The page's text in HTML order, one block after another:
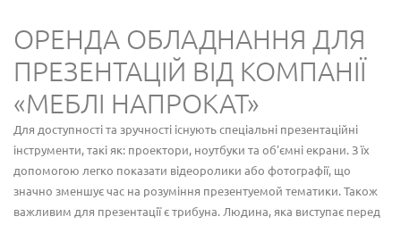
ОРЕНДА ОБЛАДНАННЯ ДЛЯ
ПРЕЗЕНТАЦІЙ ВІД КОМПАНІЇ
«МЕБЛІ НАПРОКАТ»
Для доступності та зручності існують спеціальні презентаційні
інструменти, такі як: проектори, ноутбуки та об'ємні екрани. З їх
допомогою легко показати відеоролики або фотографії, що
значно зменшує час на розуміння презентуемой тематики. Також
важливим для презентації є трибуна. Людина, яка виступає перед